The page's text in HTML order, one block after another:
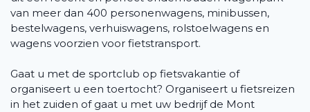
van meer dan 400 personenwagens, minibussen,
bestelwagens, verhuiswagens, rolstoelwagens en
wagens voorzien voor fietstransport.
Gaat u met de sportclub op fietsvakantie of
organiseert u een toertocht? Organiseert u fietsreizen
in het zuiden of gaat u met uw bedrijf de Mont